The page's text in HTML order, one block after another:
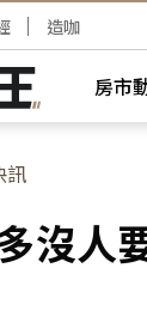
房市
造咖
訊
沒人